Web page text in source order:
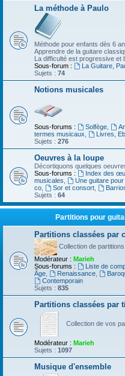
La méthode à Paulo
Méthode pour enfants dès 6
Apprendre de la guitare
La difficulté est progressive et
Sous-forum :
La Guitare,
Sujets : 74
Notions musicales
Sous-forums : Solfège,
termes musicaux
Livres,
Sujets : 276
Oeuvres à la loupe
Décortiquons quelques
Sous-forums :
Index des
musicales
Une guitare
co
Sor et consort,
Sujets : 64
Partitions pour
Partitions classées par
Collection de
Modérateur : Marieh
Sous-forums :
Liste de
Âge
Renaissance,
Contemporain
Sujets : 835
Partitions classées par
Collection de vos
Modérateur : Marieh
Sujets : 1097
Musique d'ensemble